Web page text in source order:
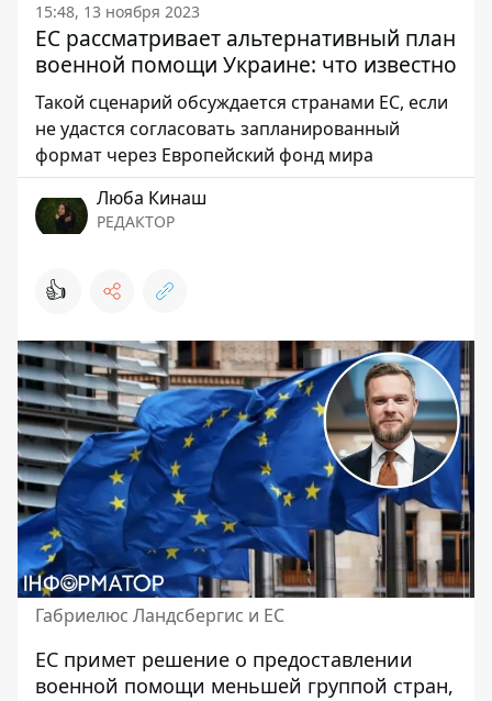
15:48, 13 ноября 2023
ЕС рассматривает альтернативный план
военной помощи Украине: что известно
Такой сценарий обсуждается странами ЕС, если
не удастся согласовать запланированный
формат через Европейский фонд мира
Люба Кинаш
РЕДАКТОР
👍
Габриелюс Ландсбергис и ЕС
ЕС примет решение о предоставлении
военной помощи меньшей группой стран,